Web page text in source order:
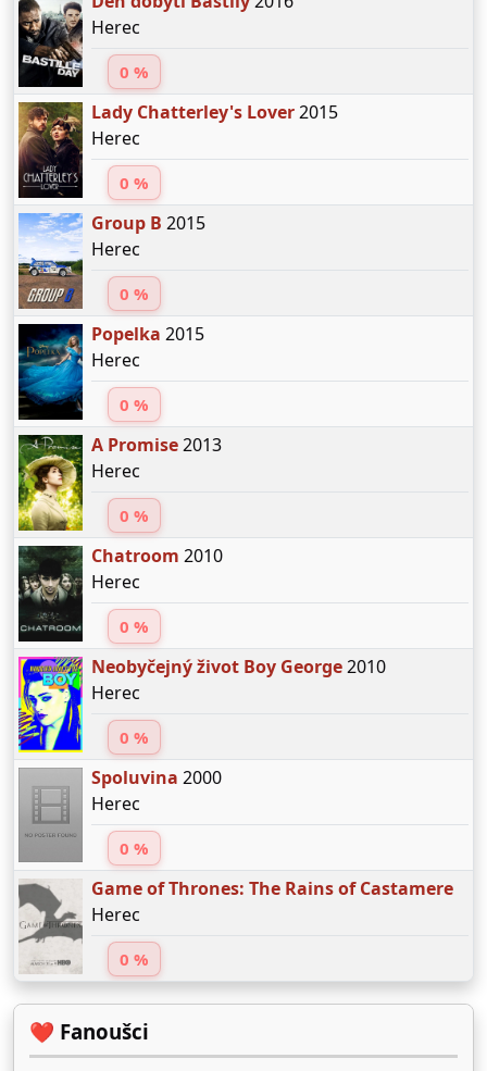
Herec
0 %
Lady Chatterley's Lover2015
Herec
0 %
Group B 2015
Herec
0 %
Popelka 2015
Herec
0 %
A Promise2013
Herec
0 %
Chatroom 2010
Herec
0 %
Neobyčejný život Boy George2010
Herec
0 %
Spoluvina 2000
Herec
0 %
Game of Thrones: The Rains of Castamere
Herec
0 %
❤️ Fanoušci